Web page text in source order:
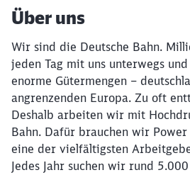
Über uns
Wir sind die Deutsche Bahn.
jeden Tag mit uns unterwegs
enorme Gütermengen –
angrenzenden Europa. Zu oft
Deshalb arbeiten wir mit
Bahn. Dafür brauchen wir
eine der vielfältigsten
Jedes Jahr suchen wir rund